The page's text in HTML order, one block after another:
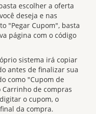
escolher a oferta
deseja e nas
"Pegar Cupom", basta
página com o código
sistema irá copiar
antes de finalizar sua
como "Cupom de
de compras
o cupom, o
da compra.